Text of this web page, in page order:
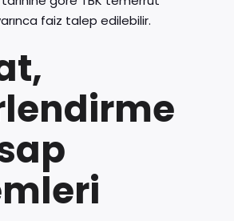
faiz talep edilebilir.